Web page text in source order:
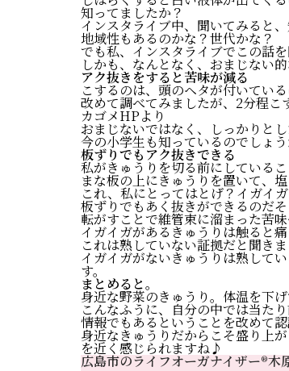
知ってましたか？
インスタライブ中、聞いてみると
地域性もあるのかな？世代かな？
でも私、インスタライブでこの話
しかも、なんとなく、おまじない
アク抜きをすると苦味が減る
こするのは、頭のヘタが付いている
改めて調べてみましたが、2分程こ
カゴメHPより
おまじないではなく、しっかりと
今の小学生も知っているのでしょ
板ずりでもアク抜きできる
私がきゅうりを切る前にしているこ
まな板の上にきゅうりを置いて、
これ、私にとってはとげ？イガ
板ずりでもあく抜きができるのだそ
転がすことで維管束に溜まった苦
イガイガがあるきゅうりは触ると痛
これは熟していない証拠だと聞きま
イガイガがないきゅうりは熟して
す。
まとめると。
身近な野菜のきゅうり。体温を下
こんなふうに、自分の中では当た
情報でもあるということを改めて認
身近なきゅうりだからこそ盛り上
を近く感じられますね♪
広島市のライフオーガナイザー®️木